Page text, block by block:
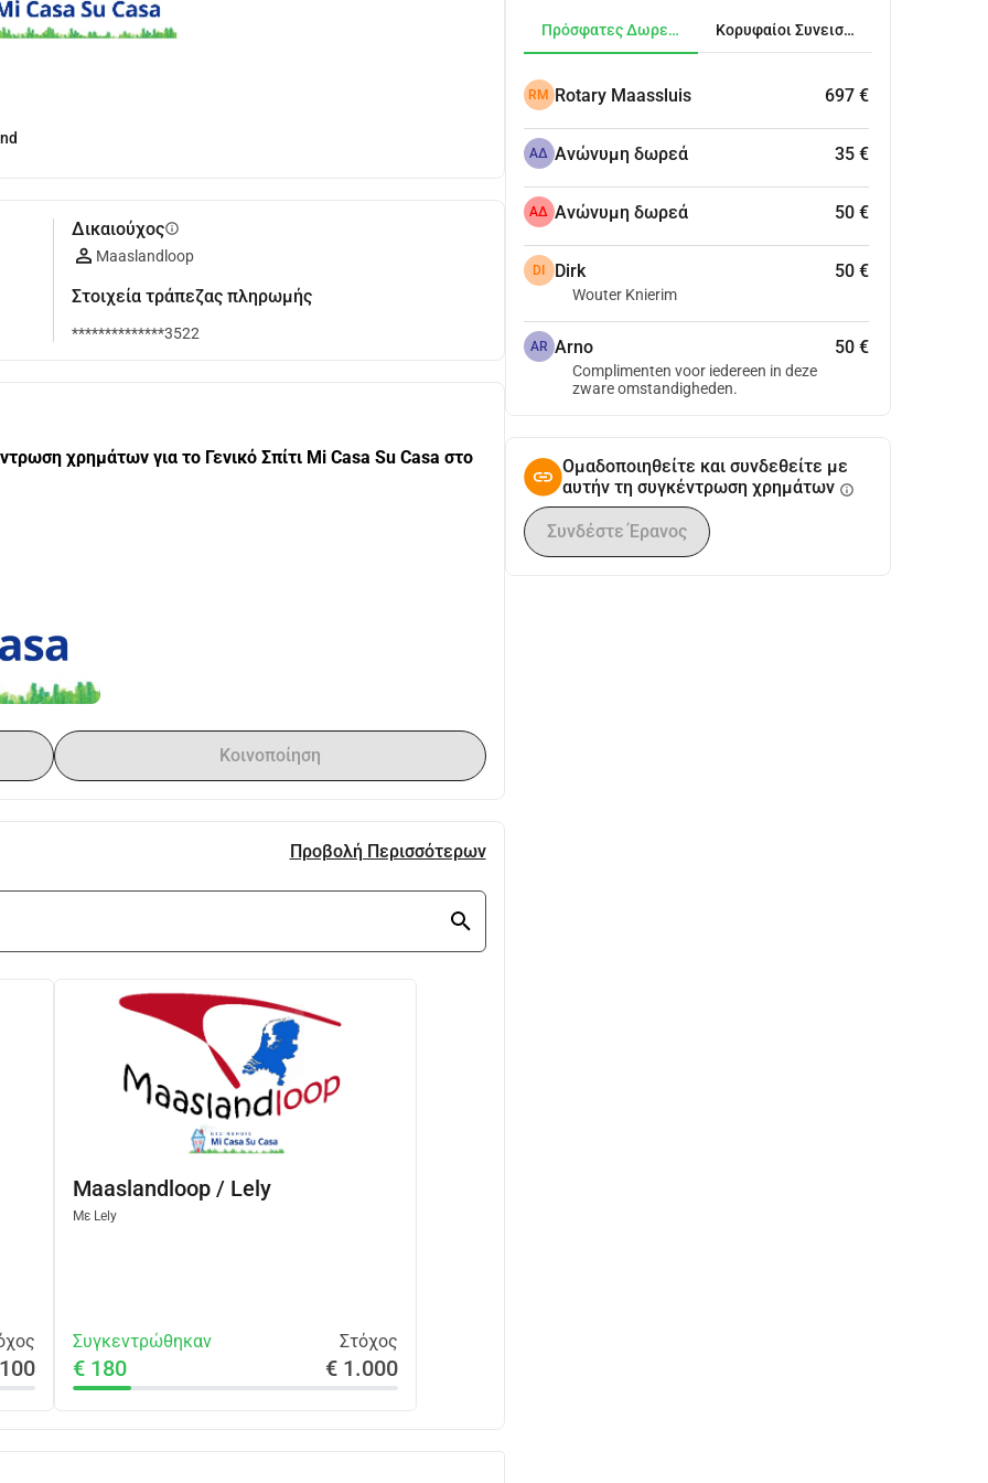
Δικαιούχοςinfo
Maaslandloop
Στοιχεία τράπεζας πληρωμής
**************3522
χρημάτων για το Γενικό Σπίτι Mi Casa Su Casa στο
Κοινοποίηση
Προβολή Περισσότερων
Maaslandloop / Lely
ΜεLely
Συγκεντρώθηκαν Στόχος
€ 180 € 1.000
Πρόσφατες Δωρεές Κορυφαίοι Συνεισφέροντες
RM Rotary Maassluis 697 €
ΑΔ Ανώνυμη δωρεά 35 €
ΑΔ Ανώνυμη δωρεά 50 €
DI Dirk 50 €
Wouter Knierim
AR Arno 50 €
Complimenten voor iedereen in deze
zware omstandigheden.
Ομαδοποιηθείτε και συνδεθείτε με
αυτήν τη συγκέντρωση χρημάτων info
Συνδέστε Έρανος